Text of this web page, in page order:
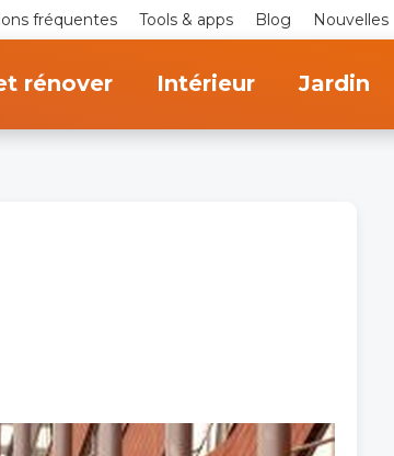
fréquentes Tools & apps Blog Nouvelles
rénover Intérieur Jardin